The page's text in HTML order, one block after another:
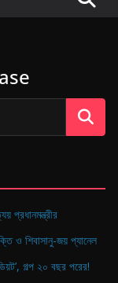
প্রধানমন্ত্রীর
ও শিবাসানু-জয় প্যানেল
গল্প ২০ বছর পরের!